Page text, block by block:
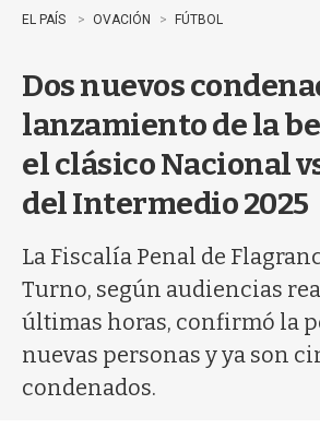
EL PAÍS OVACIÓN FÚTBOL
Dos nuevos
lanzamiento de la
el clásico Nacional
del Intermedio 2025
La Fiscalía Penal de
Turno, según audiencias
últimas horas, confirmó la
nuevas personas y ya son
condenados.